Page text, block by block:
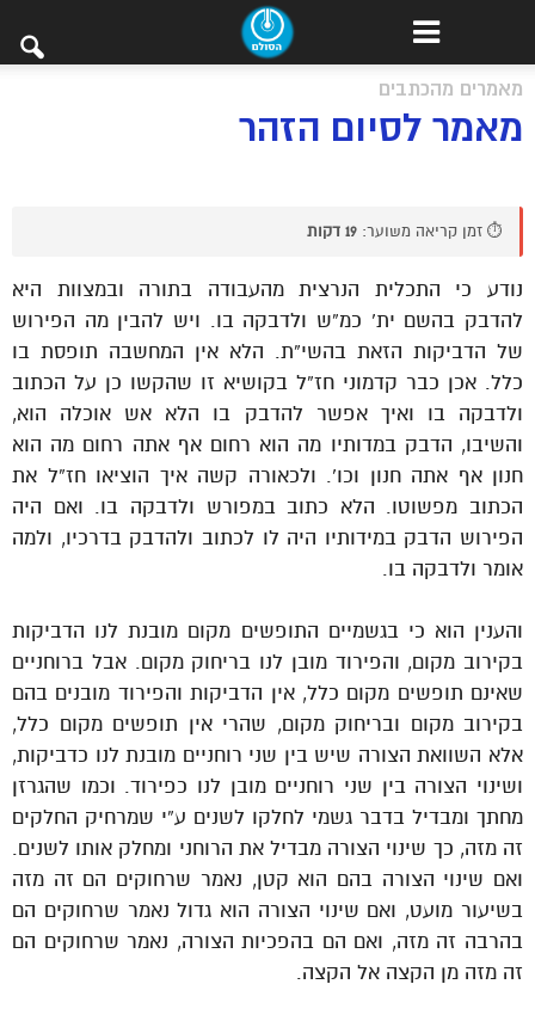
מאמרים מהכתבים
מאמר לסיום הזהר
⏱️ זמן קריאה משוער: 19 דקות
נודע כי התכלית הנרצית מהעבודה בתורה ובמצוות היא
להדבק בהשם ית’ כמ”ש ולדבקה בו. ויש להבין מה הפירוש
של הדביקות הזאת בהשי”ת. הלא אין המחשבה תופסת בו
כלל. אכן כבר קדמוני חז”ל בקושיא זו שהקשו כן על הכתוב
ולדבקה בו ואיך אפשר להדבק בו הלא אש אוכלה הוא,
והשיבו, הדבק במדותיו מה הוא רחום אף אתה רחום מה הוא
חנון אף אתה חנון וכו’. ולכאורה קשה איך הוציאו חז”ל את
הכתוב מפשוטו. הלא כתוב במפורש ולדבקה בו. ואם היה
הפירוש הדבק במידותיו היה לו לכתוב ולהדבק בדרכיו, ולמה
אומר ולדבקה בו.
והענין הוא כי בגשמיים התופשים מקום מובנת לנו הדביקות
בקירוב מקום, והפירוד מובן לנו בריחוק מקום. אבל ברוחניים
שאינם תופשים מקום כלל, אין הדביקות והפירוד מובנים בהם
בקירוב מקום ובריחוק מקום, שהרי אין תופשים מקום כלל,
אלא השוואת הצורה שיש בין שני רוחניים מובנת לנו כדביקות,
ושינוי הצורה בין שני רוחניים מובן לנו כפירוד. וכמו שהגרזן
מחתך ומבדיל בדבר גשמי לחלקו לשנים ע”י שמרחיק החלקים
זה מזה, כך שינוי הצורה מבדיל את הרוחני ומחלק אותו לשנים.
ואם שינוי הצורה בהם הוא קטן, נאמר שרחוקים הם זה מזה
בשיעור מועט, ואם שינוי הצורה הוא גדול נאמר שרחוקים הם
בהרבה זה מזה, ואם הם בהפכיות הצורה, נאמר שרחוקים הם
זה מזה מן הקצה אל הקצה.